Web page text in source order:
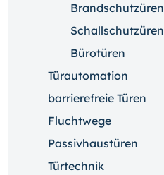
Brandschutzüren
Schallschutzüren
Bürotüren
Türautomation
barrierefreie Türen
Fluchtwege
Passivhaustüren
Türtechnik